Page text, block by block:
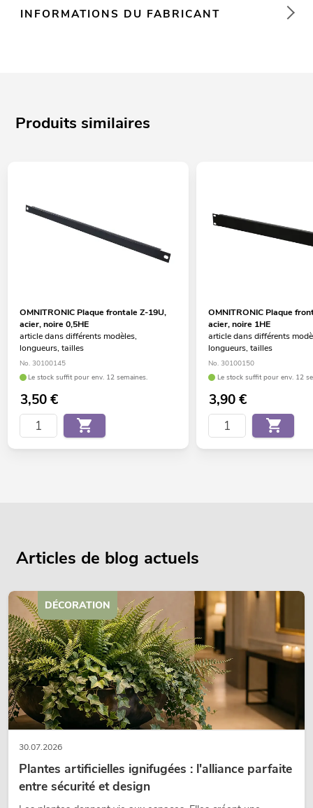
INFORMATIONS DU FABRICANT
Produits similaires
OMNITRONIC Plaque frontale Z-19U,
acier, noire 0,5HE
article dans différents modèles,
longueurs, tailles
No. 30100145
Le stock suffit pour env. 12 semaines.
3,50€
OMNITRONIC Plaque
acier, noire 1HE
article dans différents
longueurs, tailles
No. 30100150
Le stock suffit pour env. 12
3,90€
Articles de blog actuels
30.07.2026
Plantes artificielles ignifugées : l'alliance parfaite
entre sécurité et design
DÉCORATION